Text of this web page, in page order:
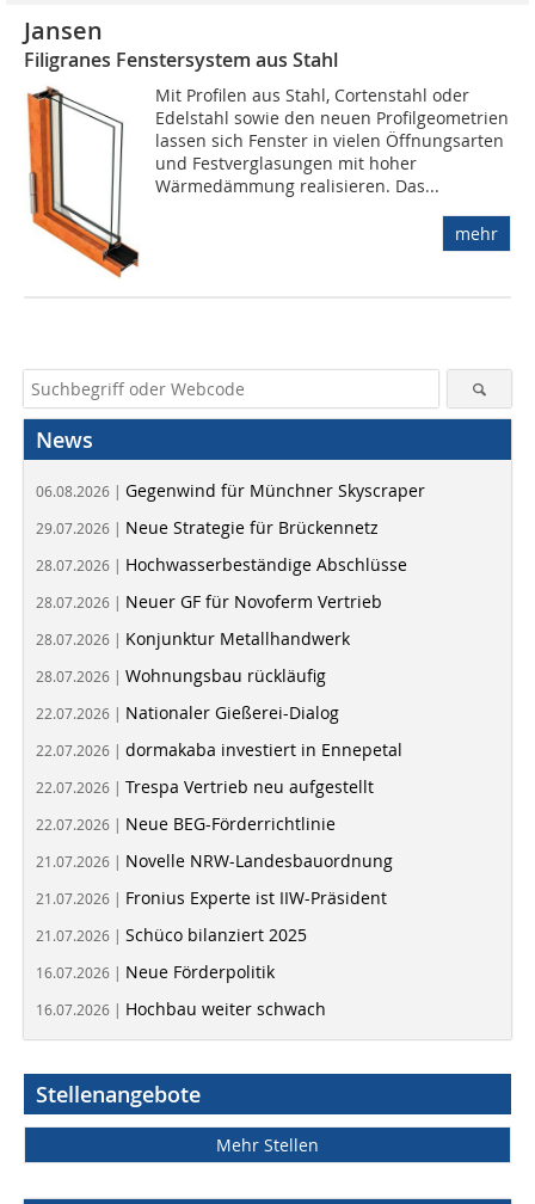
Jansen
Filigranes Fenstersystem aus Stahl
Mit Profilen aus Stahl, Cortenstahl oder
Edelstahl sowie den neuen Profilgeometrien
lassen sich Fenster in vielen Öffnungsarten
und Festverglasungen mit hoher
Wärmedämmung realisieren. Das...
mehr
News
06.08.2026 | Gegenwind für Münchner Skyscraper
29.07.2026 | Neue Strategie für Brückennetz
28.07.2026 | Hochwasserbeständige Abschlüsse
28.07.2026 | Neuer GF für Novoferm Vertrieb
28.07.2026 | Konjunktur Metallhandwerk
28.07.2026 | Wohnungsbau rückläufig
22.07.2026 | Nationaler Gießerei-Dialog
22.07.2026 | dormakaba investiert in Ennepetal
22.07.2026 | Trespa Vertrieb neu aufgestellt
22.07.2026 | Neue BEG-Förderrichtlinie
21.07.2026 | Novelle NRW-Landesbauordnung
21.07.2026 | Fronius Experte ist IIW-Präsident
21.07.2026 | Schüco bilanziert 2025
16.07.2026 | Neue Förderpolitik
16.07.2026 | Hochbau weiter schwach
Stellenangebote
Mehr Stellen